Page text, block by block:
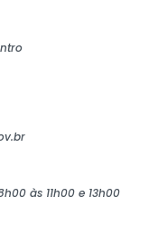
às 11h00 e 13h00